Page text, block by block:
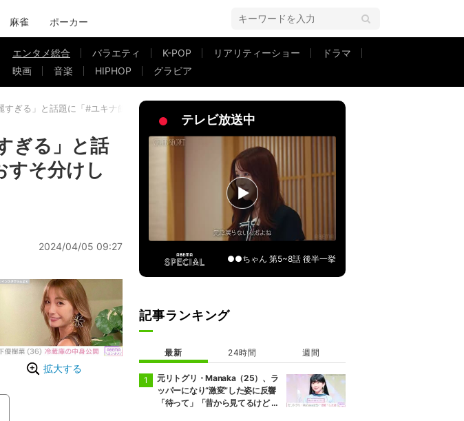
麻雀 ポーカー
エンタメ総合 バラエティ K-POP リアリティーショー
ドラマ
映画
音楽 HIPHOP グラビア
ぎる」と話題に「#ユキナ飯」を元夫・藤本敏史におすそ分けしたことも
ぎる」と話
すそ分けし
2024/04/05 09:27
拡大する
テレビ放送中
●●ちゃん 第5~8話 後半一挙
記事ランキング
最新 24時間 週間
元リトグリ・Manaka（25）、ラ
ッパーになり“激変”した姿に反響
「待って」「昔から見てるけど 最